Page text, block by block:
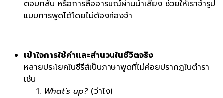
ตอบกลับ หรือการสื่ออารมณ์ผ่านน้ำเสียง ช่วยให้เราจำรูป
แบบการพูดได้โดยไม่ต้องท่องจำ
เข้าใจการใช้คำและสำนวนในชีวิตจริง
หลายประโยคในซีรีส์เป็นภาษาพูดที่ไม่ค่อยปรากฏในตำรา
เช่น
What’s up?(ว่าไง)